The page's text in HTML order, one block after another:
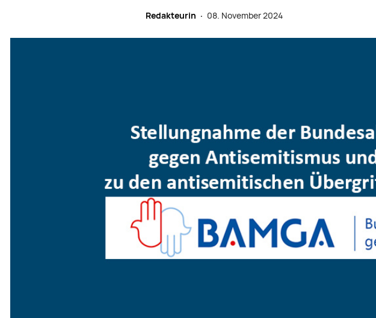
Redakteurin · 08. November 2024